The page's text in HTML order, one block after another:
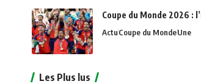
Coupe du Monde 2026 :
ActuCoupe du MondeUne
Les Plus lus